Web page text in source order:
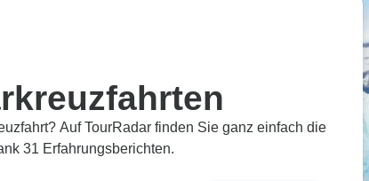
Auf TourRadar finden Sie ganz einfach die
31 Erfahrungsberichten.